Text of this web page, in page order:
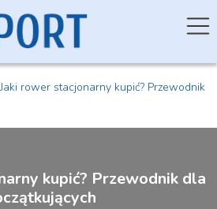
Jaki rower stacjonarny kupić? Przewodnik
kupić? Przewodnik dla